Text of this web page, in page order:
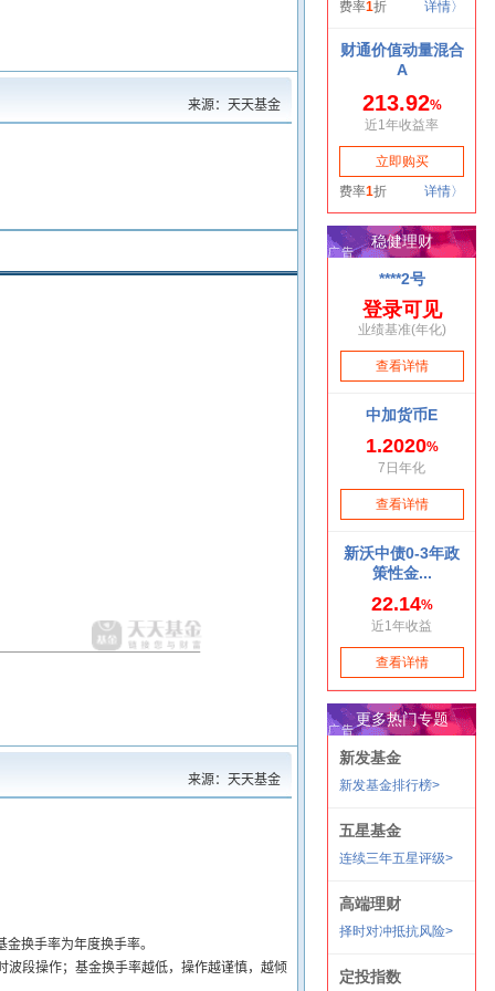
来源：天天基金
来源：天天基金
换手率为年度换手率。
段操作；基金换手率越低，操作越谨慎，越倾